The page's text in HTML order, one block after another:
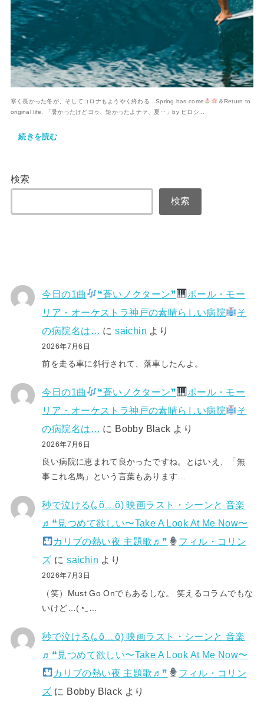
寒く長かった冬が、そしてコロナもようやく終わる…Spring has come
＆Return to
original life. 「暑かったけどヨゥ、短かったよナァ、夏‥」by ヒロシ...
続きを読む
検索
検索
今日の1曲 ❝蒼いノクターン❞
ポール・モー
リア・オーケストラ神戸の素晴らしい病院
そ
の病院名は… にsaichin より
2026年7月6日
前を走る車に斜行されて、落車したんよ。
今日の1曲 ❝蒼いノクターン❞
ポール・モー
リア・オーケストラ神戸の素晴らしい病院
そ
の病院名は… に Bobby Black より
2026年7月6日
良い病院に恵まれて良かったですね。とはいえ、「無
事これ名馬」という言葉もあります…
秒で泣ける(⁠｡⁠ŏ⁠﹏⁠ŏ⁠) 映画ラスト・シーンと 音楽
♬❝見つめて欲しい〜Take A Look At Me Now〜
カリブの熱い夜 主題歌♬❞
フィル・コリン
ズ にsaichin より
2026年7月3日
（笑）Must Go Onでもあるしな。 笑えるコラムでもな
いけど…(⁠◔⁠‿⁠…
秒で泣ける(⁠｡⁠ŏ⁠﹏⁠ŏ⁠) 映画ラスト・シーンと 音楽
♬❝見つめて欲しい〜Take A Look At Me Now〜
カリブの熱い夜 主題歌♬❞
フィル・コリン
ズ に Bobby Black より